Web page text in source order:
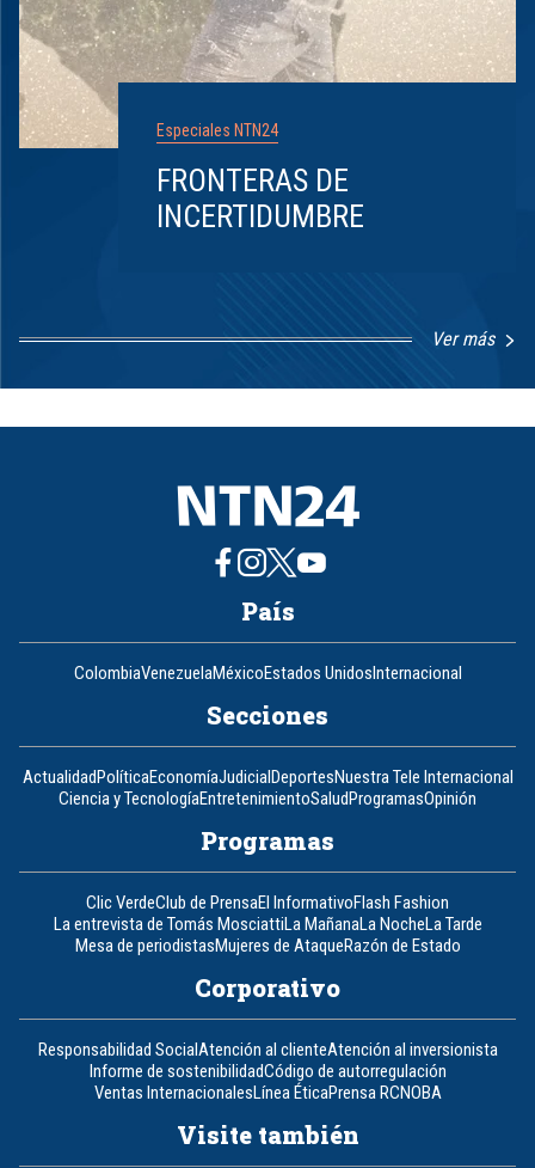
Especiales NTN24
FRONTERAS DE
INCERTIDUMBRE
Ver más
1
8
País
ColombiaVenezuelaMéxicoEstados UnidosInternacional
Secciones
ActualidadPolíticaEconomíaJudicialDeportesNuestra Tele Internacional
Ciencia y TecnologíaEntretenimientoSaludProgramasOpinión
Programas
Clic VerdeClub de PrensaEl InformativoFlash Fashion
La entrevista de Tomás MosciattiLa MañanaLa NocheLa Tarde
Mesa de periodistasMujeres de AtaqueRazón de Estado
Corporativo
Responsabilidad SocialAtención al clienteAtención al inversionista
Informe de sostenibilidadCódigo de autorregulación
Ventas InternacionalesLínea ÉticaPrensa RCNOBA
Visite también